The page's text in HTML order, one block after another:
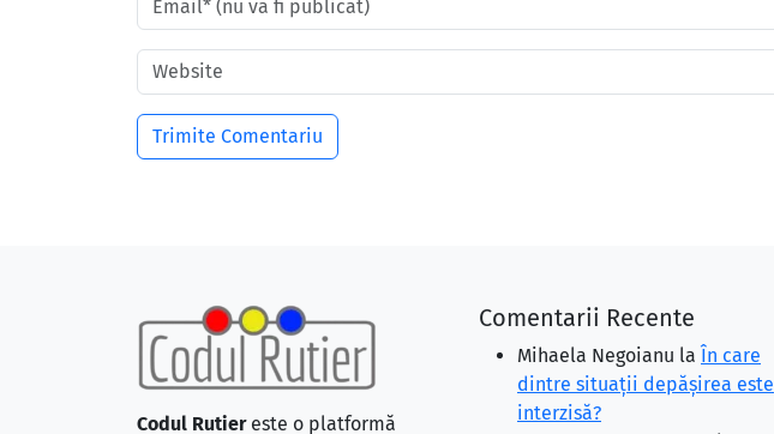
Codul Rutiereste o platformă
Comentarii Recente
Mihaela Negoianu la În care
dintre situaţii depăşirea este
interzisă?